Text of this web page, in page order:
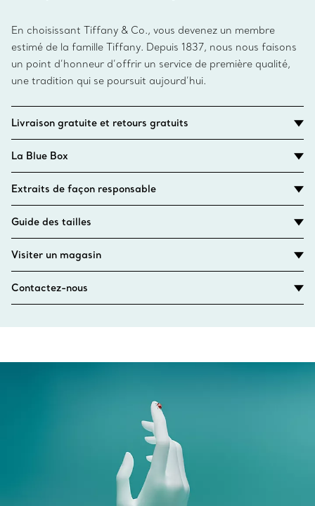
En choisissant Tiffany & Co., vous devenez un membre
estimé de la famille Tiffany. Depuis 1837, nous nous faisons
un point d’honneur d’offrir un service de première qualité,
une tradition qui se poursuit aujourd’hui.
Livraison gratuite et retours gratuits
La Blue Box
Extraits de façon responsable
Guide des tailles
Visiter un magasin
Contactez-nous